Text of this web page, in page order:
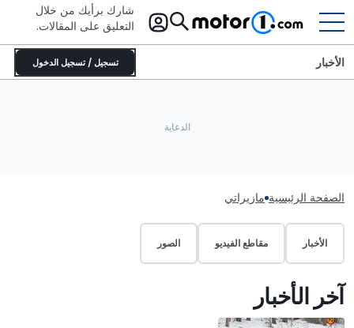
شارك برأيك من خلال
التعليق على المقالات.
تسجيل / تسجيل الدخول الأخبار
الصفحة الرئيسية مازيراتي
الأخبار مقاطع الفيديو الصور
آخر الأخبار